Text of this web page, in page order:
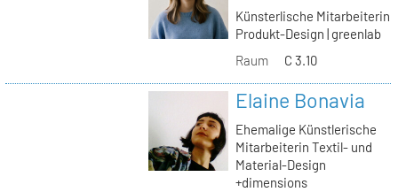
Künsterlische Mitarbeiterin
Produkt-Design | greenlab
Raum
C 3.10
Elaine Bonavia
Ehemalige Künstlerische
Mitarbeiterin Textil- und
Material-Design
+dimensions